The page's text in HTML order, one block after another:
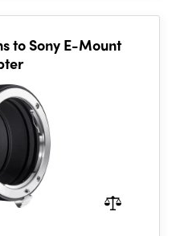
to Sony E-Mount